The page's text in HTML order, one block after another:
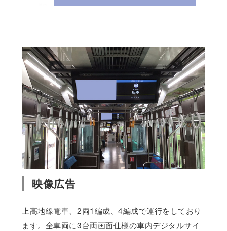
映像広告
上高地線電車、2両1編成、4編成で運行をしており
ます。全車両に3台両画面仕様の車内デジタルサイ